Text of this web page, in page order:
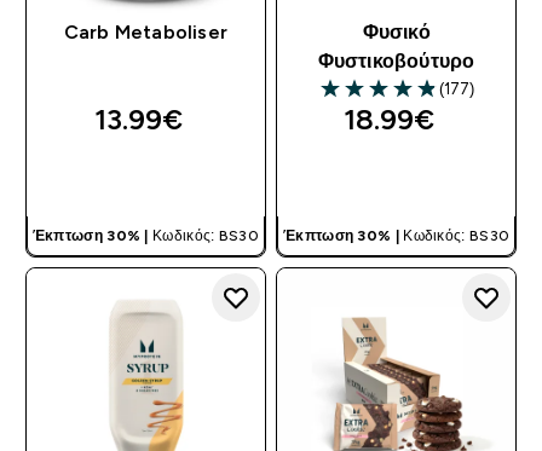
Carb Metaboliser
13.99€‎
Έκπτωση 30% | Κωδικός: BS30
Φυσικό
Φυστικοβούτυρο
4.85 out of 5 stars
(177)
18.99€‎
Έκπτωση 30% | Κωδικός: BS30